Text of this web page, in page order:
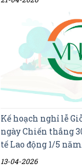
Kế hoạch nghỉ lễ
ngày Chiến thắng
tế Lao động 1/5
13-04-2026